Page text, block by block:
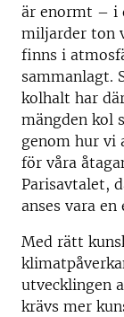
är enormt – i
miljarder ton
finns i
sammanlagt.
kolhalt har
mängden kol
genom hur vi
för våra
Parisavtalet,
anses vara
Med rätt
utvecklingen
krävs mer